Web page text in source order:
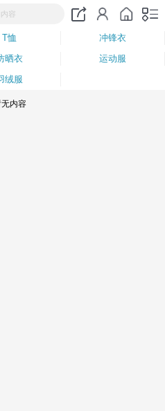
容
T恤
冲锋衣
晒衣
运动服
绒服
内容